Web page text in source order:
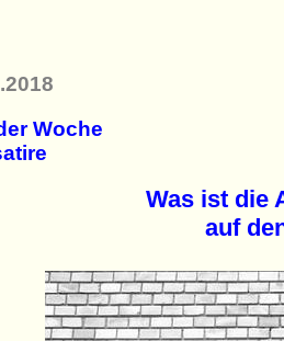
Woche
Was ist die
auf